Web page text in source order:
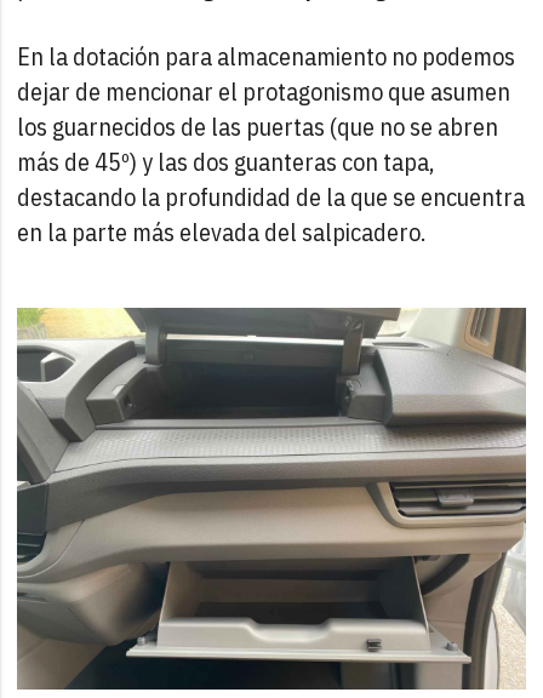
En la dotación para almacenamiento no podemos
dejar de mencionar el protagonismo que asumen
los guarnecidos de las puertas (que no se abren
más de 45º) y las dos guanteras con tapa,
destacando la profundidad de la que se encuentra
en la parte más elevada del salpicadero.